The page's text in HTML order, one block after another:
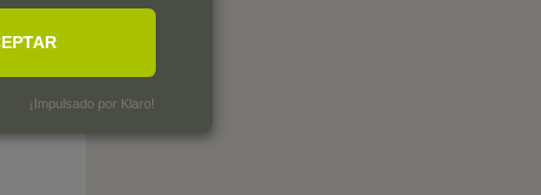
¡Impulsado por Klaro!